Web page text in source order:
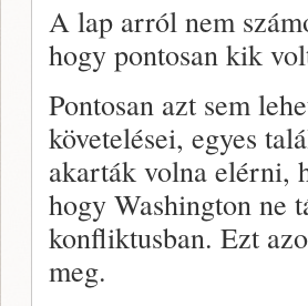
A lap arról nem
hogy pontosan kik
Pontosan azt sem
követelései, egyes
akarták volna elérni,
hogy Washington ne
konfliktusban. Ezt
meg.